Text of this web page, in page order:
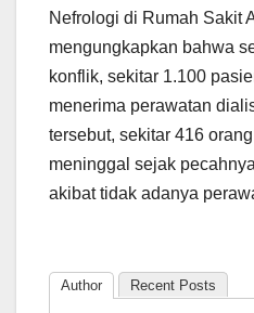
Nefrologi di Rumah Sakit
mengungkapkan bahwa
konflik, sekitar 1.100
menerima perawatan
tersebut, sekitar 416
meninggal sejak
akibat tidak adanya
Author Recent Posts